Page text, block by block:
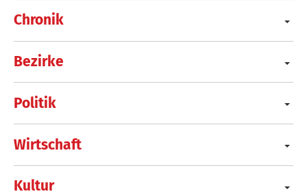
Chronik
Bezirke
Politik
Wirtschaft
Kultur